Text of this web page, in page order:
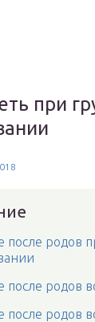
при
после родов
после родов
после родов